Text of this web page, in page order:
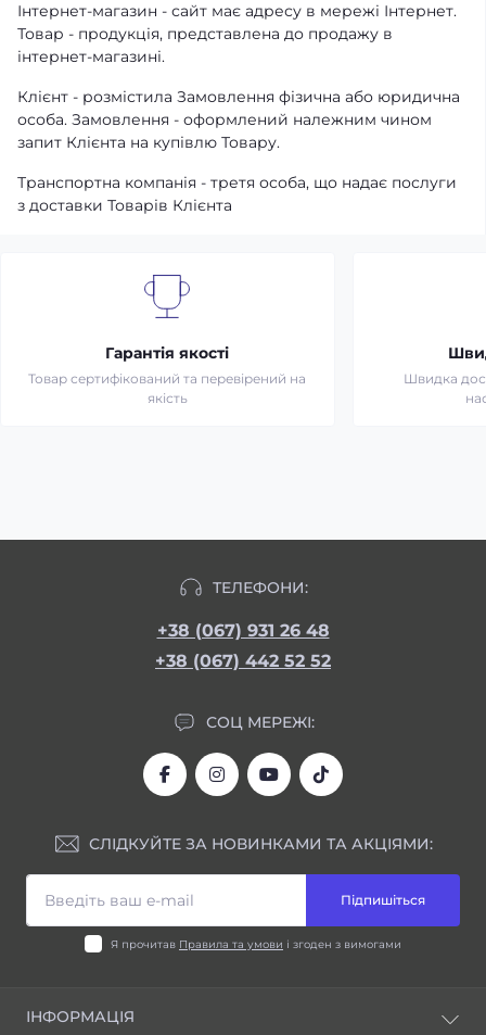
Інтернет-магазин - сайт має адресу в мережі Інтернет.
Товар - продукція, представлена ​​до продажу в
інтернет-магазині.
Клієнт - розмістила Замовлення фізична або юридична
особа. Замовлення - оформлений належним чином
запит Клієнта на купівлю Товару.
Транспортна компанія - третя особа, що надає послуги
з доставки Товарів Клієнта
Гарантія якості
Товар сертифікований та перевірений на
якість
Швидка
ТЕЛЕФОНИ:
+38 (067) 931 26 48
+38 (067) 442 52 52
СОЦ МЕРЕЖІ:
СЛІДКУЙТЕ ЗА НОВИНКАМИ ТА АКЦІЯМИ:
Підпишіться
Я прочитав Правила та умови і згоден з вимогами
ІНФОРМАЦІЯ